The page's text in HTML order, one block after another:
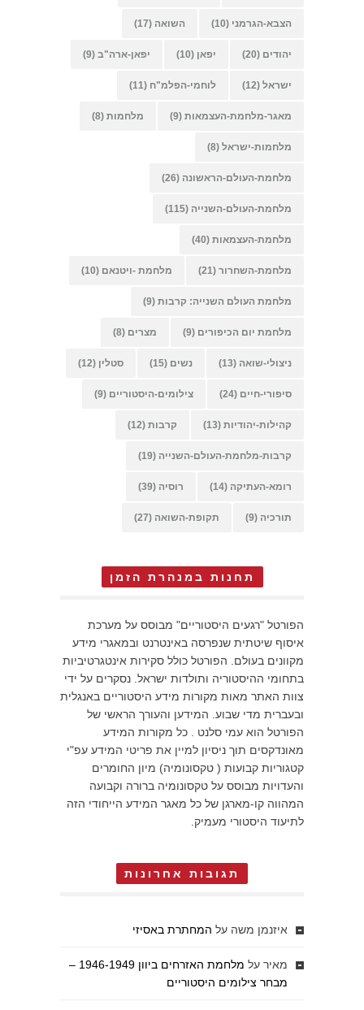
הצבא-הגרמני (10) השואה (17)
יהודים (20) יפאן (10) יפאן-ארה"ב (9)
ישראל (12) לוחמי-הפלמ"ח (11)
מאגר-מלחמת-העצמאות (9) מלחמות (8)
מלחמות-ישראל (8)
מלחמת-העולם-הראשונה (26)
מלחמת-העולם-השנייה (115)
מלחמת-העצמאות (40)
מלחמת-השחרור (21) מלחמת -ויטנאם (10)
מלחמת העולם השנייה: קרבות (9)
מלחמת יום הכיפורים (9) מצרים (8)
ניצולי-שואה (13) נשים (15) סטלין (12)
סיפורי-חיים (24) צילומים-היסטוריים (9)
קהילות-יהודיות (13) קרבות (12)
קרבות-מלחמת-העולם-השנייה (19)
רומא-העתיקה (14) רוסיה (39)
תורכיה (9) תקופת-השואה (27)
תחנות במנהרת הזמן
הפורטל "רגעים היסטוריים" מבוסס על מערכת
איסוף שיטתית שנפרסה באינטרנט ובמאגרי מידע
מקוונים בעולם. הפורטל כולל סקירות אינטגרטיביות
בתחומי ההיסטוריה ותולדות ישראל. נסקרים על ידי
צוות האתר מאות מקורות מידע היסטוריים באנגלית
ובעברית מדי שבוע. המידען והעורך הראשי של
הפורטל הוא עמי סלנט . כל מקורות המידע
מאונדקסים תוך ניסיון למיין את פריטי המידע עפ"י
קטגוריות קבועות ( טקסונומיה) מיון החומרים
והעדויות מבוסס על טקסונומיה ברורה וקבועה
המהווה קו-מארגן של כל מאגר המידע הייחודי הזה
לתיעוד היסטורי מעמיק.
תגובות אחרונות
איזנמן משה על המחתרת באסיזי
מאיר על
מלחמת האזרחים ביוון 1946-1949 –
מבחר צילומים היסטוריים